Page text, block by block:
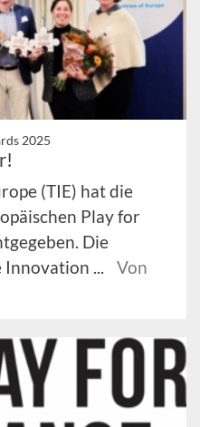
2025
(TIE) hat die
Play for
Die
...
Von